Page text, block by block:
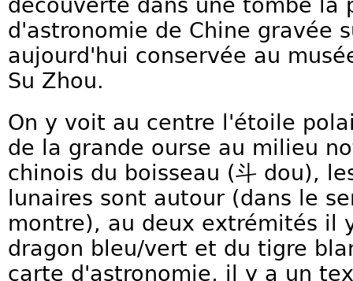
découverte dans une tombe la
d'astronomie de Chine gravée
aujourd'hui conservée au
Su Zhou.
On y voit au centre l'étoile
de la grande ourse au milieu
chinois du boisseau (斗 dou),
lunaires sont autour (dans le
montre), au deux extrémités il
dragon bleu/vert et du tigre
carte d'astronomie, il y a un